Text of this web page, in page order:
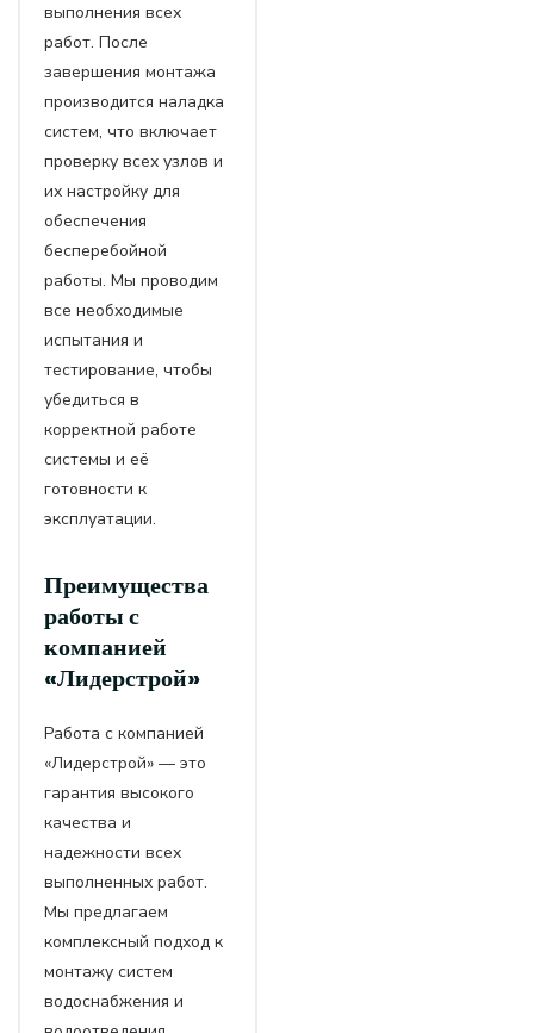
выполнения всех
работ. После
завершения монтажа
производится наладка
систем, что включает
проверку всех узлов и
их настройку для
обеспечения
бесперебойной
работы. Мы проводим
все необходимые
испытания и
тестирование, чтобы
убедиться в
корректной работе
системы и её
готовности к
эксплуатации.
Преимущества
работы с
компанией
«Лидерстрой»
Работа с компанией
«Лидерстрой» — это
гарантия высокого
качества и
надежности всех
выполненных работ.
Мы предлагаем
комплексный подход к
монтажу систем
водоснабжения и